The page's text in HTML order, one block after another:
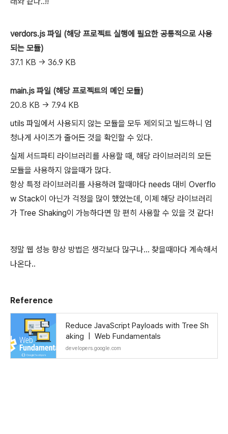
verdors.js 파일 (해당 프로젝트 실행에 필요한 공통적으로 사용
되는 모듈)
37.1 KB -> 36.9 KB
main.js 파일 (해당 프로젝트의 메인 모듈)
20.8 KB -> 7.94 KB
utils 파일에서 사용되지 않는 모듈을 모두 제외되고 빌드하니 엄
청나게 사이즈가 줄어든 것을 확인할 수 있다.
실제 서드파티 라이브러리를 사용할 때, 해당 라이브러리의 모든
모듈을 사용하지 않을때가 많다.
항상 특정 라이브러리를 사용하려 할때마다 needs 대비 Overflo
w Stack이 아닌가 걱정을 많이 했었는데, 이제 해당 라이브러리
가 Tree Shaking이 가능하다면 맘 편히 사용할 수 있을 것 같다!
정말 웹 성능 향상 방법은 생각보다 많구나... 찾을때마다 계속해서
나온다..
Reference
Reduce JavaScript Payloads with Tree Sh
aking | Web Fundamentals
developers.google.com